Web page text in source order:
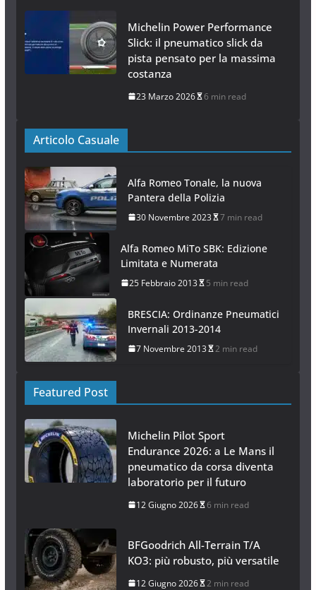
Michelin Power Performance
Slick: il pneumatico slick da
pista pensato per la massima
costanza
23 Marzo 2026 6 min read
Articolo Casuale
Alfa Romeo Tonale, la nuova
Pantera della Polizia
30 Novembre 2023 7 min read
Alfa Romeo MiTo SBK: Edizione
Limitata e Numerata
25 Febbraio 2013 5 min read
BRESCIA: Ordinanze Pneumatici
Invernali 2013-2014
7 Novembre 2013 2 min read
Featured Post
Michelin Pilot Sport
Endurance 2026: a Le Mans il
pneumatico da corsa diventa
laboratorio per il futuro
12 Giugno 2026 6 min read
BFGoodrich All-Terrain T/A
KO3: più robusto, più versatile
12 Giugno 2026 2 min read